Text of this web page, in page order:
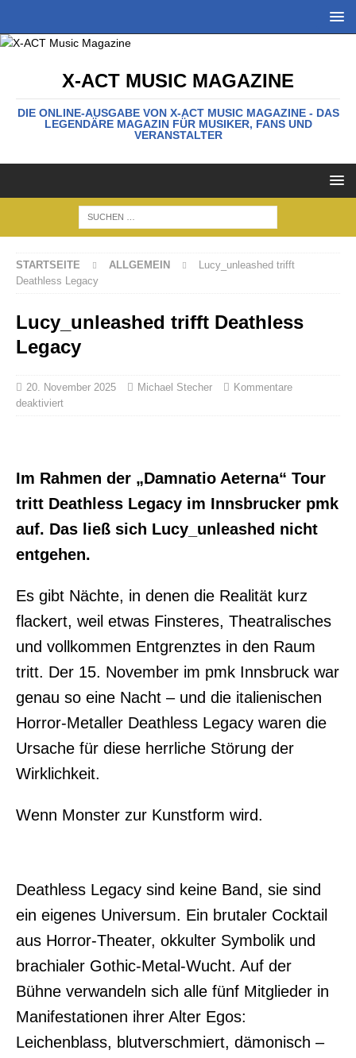
X-ACT MUSIC MAGAZINE
DIE ONLINE-AUSGABE VON X-ACT MUSIC MAGAZINE - DAS
LEGENDÄRE MAGAZIN FÜR MUSIKER, FANS UND
VERANSTALTER
STARTSEITE ALLGEMEIN
Lucy_unleashed trifft
Deathless Legacy
Lucy_unleashed trifft Deathless
Legacy
20. November 2025 Michael Stecher
Kommentare
deaktiviert
Im Rahmen der „Damnatio Aeterna“ Tour
tritt Deathless Legacy im Innsbrucker pmk
auf. Das ließ sich Lucy_unleashed nicht
entgehen.
Es gibt Nächte, in denen die Realität kurz
flackert, weil etwas Finsteres, Theatralisches
und vollkommen Entgrenztes in den Raum
tritt. Der 15. November im pmk Innsbruck war
genau so eine Nacht – und die italienischen
Horror-Metaller Deathless Legacy waren die
Ursache für diese herrliche Störung der
Wirklichkeit.
Wenn Monster zur Kunstform wird.
Deathless Legacy sind keine Band, sie sind
ein eigenes Universum. Ein brutaler Cocktail
aus Horror-Theater, okkulter Symbolik und
brachialer Gothic-Metal-Wucht. Auf der
Bühne verwandeln sich alle fünf Mitglieder in
Manifestationen ihrer Alter Egos:
Leichenblass, blutverschmiert, dämonisch –